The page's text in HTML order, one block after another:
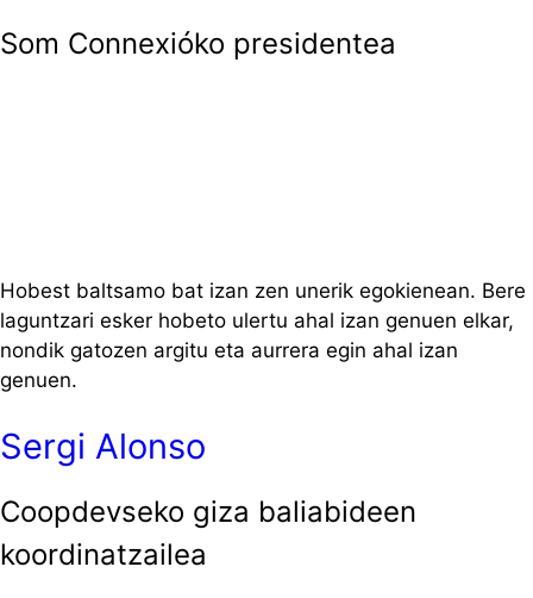
Som Connexióko presidentea
Hobest baltsamo bat izan zen unerik egokienean. Bere
laguntzari esker hobeto ulertu ahal izan genuen elkar,
nondik gatozen argitu eta aurrera egin ahal izan
genuen.
Sergi Alonso
Coopdevseko giza baliabideen
koordinatzailea